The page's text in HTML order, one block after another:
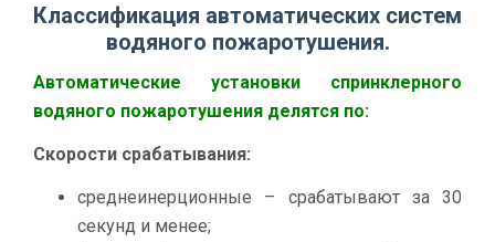
Классификация автоматических систем
водяного пожаротушения.
Автоматические установки спринклерного
водяного пожаротушения делятся по:
Скорости срабатывания:
среднеинерционные – срабатывают за 30
секунд и менее;